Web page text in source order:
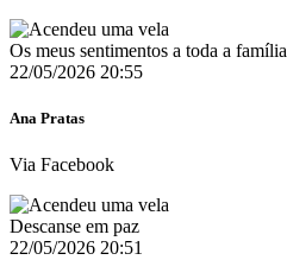
Os meus sentimentos a toda a família
22/05/2026 20:55
Ana Pratas
Via Facebook
Descanse em paz
22/05/2026 20:51